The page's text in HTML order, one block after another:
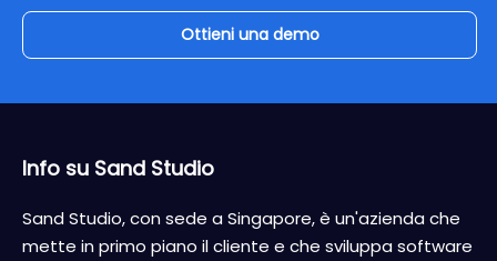
Ottieni una demo
Info su Sand Studio
Sand Studio, con sede a Singapore, è un'azienda che
mette in primo piano il cliente e che sviluppa software